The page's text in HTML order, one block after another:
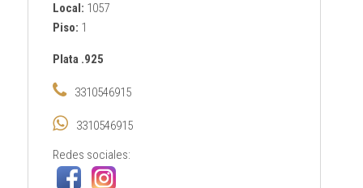
Local: 1057
Piso: 1
Plata .925
3310546915
3310546915
Redes sociales: